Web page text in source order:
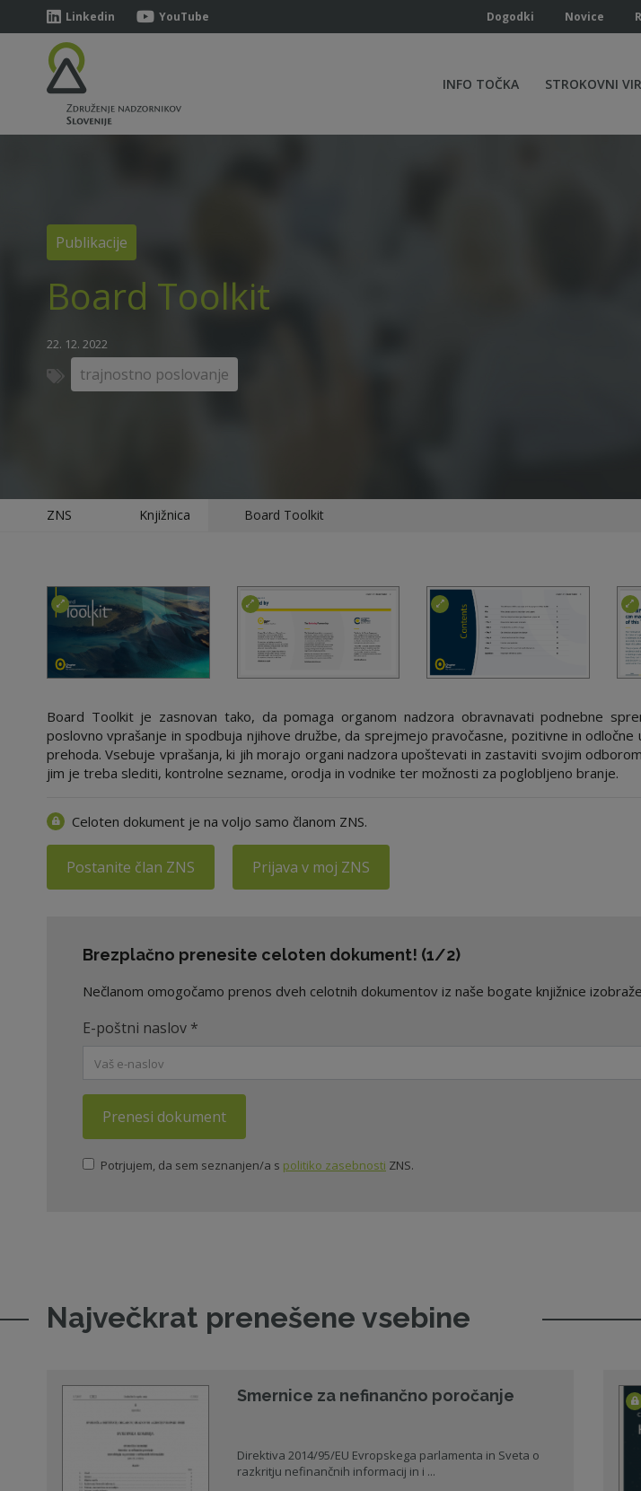
Linkedin YouTube Dogodki Novice
INFO TOČKA STROKOVNI
Publikacije
Board Toolkit
22. 12. 2022
trajnostno poslovanje
ZNS Knjižnica Board Toolkit
Board Toolkit je zasnovan tako, da pomaga organom nadzora obravnavati podnebne
poslovno vprašanje in spodbuja njihove družbe, da sprejmejo pravočasne, pozitivne in odločne
prehoda. Vsebuje vprašanja, ki jih morajo organi nadzora upoštevati in zastaviti svojim
jim je treba slediti, kontrolne sezname, orodja in vodnike ter možnosti za poglobljeno branje.
Celoten dokument je na voljo samo članom ZNS.
Postanite član ZNS Prijava v moj ZNS
Brezplačno prenesite celoten dokument! (1/2)
Nečlanom omogočamo prenos dveh celotnih dokumentov iz naše bogate knjižnice
E-poštni naslov *
Prenesi dokument
Potrjujem, da sem seznanjen/a s politiko zasebnosti ZNS.
Največkrat prenešene vsebine
Smernice za nefinančno poročanje
Direktiva 2014/95/EU Evropskega parlamenta in Sveta o
razkritju nefinančnih informacij in i ...